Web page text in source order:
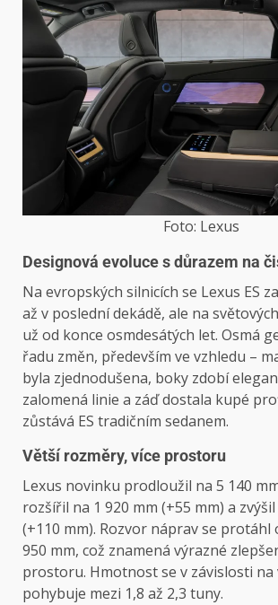
Foto: Lexus
Designová evoluce s důrazem na
Na evropských silnicích se Lexus ES
až v poslední dekádě, ale na
už od konce osmdesátých let. Osmá
řadu změn, především ve vzhledu –
byla zjednodušena, boky zdobí
zalomená linie a záď dostala kupé
zůstává ES tradičním sedanem.
Větší rozměry, více prostoru
Lexus novinku prodloužil na 5 140
rozšířil na 1 920 mm (+55 mm) a
(+110 mm). Rozvor náprav se protáhl
950 mm, což znamená výrazné
prostoru. Hmotnost se v závislosti na
pohybuje mezi 1,8 až 2,3 tuny.